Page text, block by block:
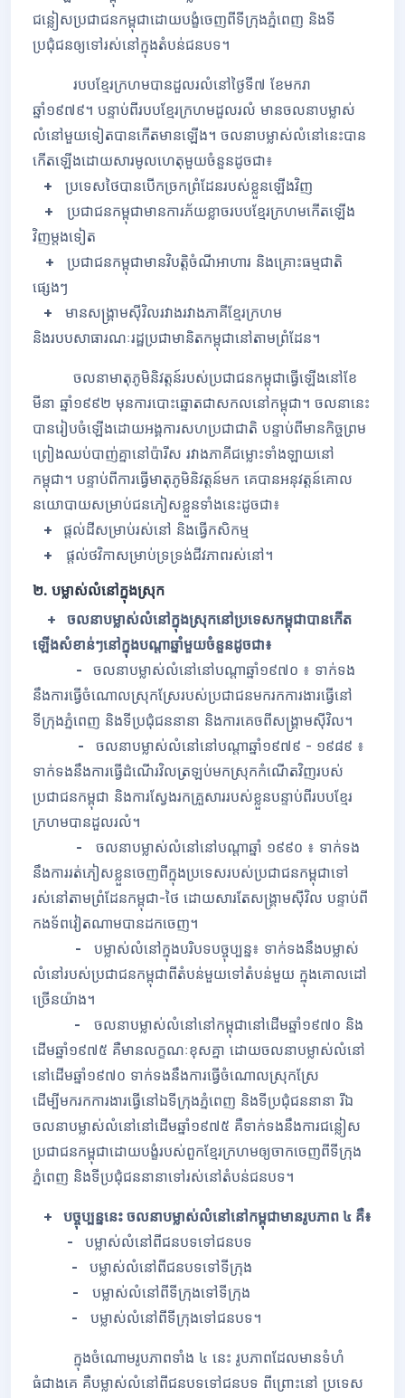
ជន្លៀសប្រជាជនកម្ពុជាដោយបង្ខំចេញពីទីក្រុងភ្នំពេញ និងទី
ប្រជុំជនឲ្យទៅរស់នៅក្នុងតំបន់ជនបទ។
របបខ្មែរក្រហមបានដួលរលំនៅថ្ងៃទី៧ ខែមករា
ឆ្នាំ១៩៧៩។ បន្ទាប់ពីរបបខ្មែរក្រហមដួលរលំ មានចលនាបម្លាស់
លំនៅមួយទៀតបានកើតមានឡើង។ ចលនាបម្លាស់លំនៅនេះបាន
កើតឡើងដោយសារមូលហេតុមួយចំនួនដូចជា៖
+
ប្រទេសថៃបានបើកច្រកព្រំដែនរបស់ខ្លួនឡើងវិញ
+ ប្រជាជនកម្ពុជាមានការភ័យខ្លាចរបបខ្មែរក្រហមកើតឡើង
វិញម្តងទៀត
+
ប្រជាជនកម្ពុជាមានវិបត្តិចំណីអាហារ និងគ្រោះធម្មជាតិ
ផ្សេងៗ
+
មានសង្រ្គាមស៊ីវិលរវាងរវាងភាគីខ្មែរក្រហម
និងរបបសាធារណៈរដ្ឋប្រជាមានិតកម្ពុជានៅតាមព្រំដែន។
ចលនាមាតុភូមិនិវត្តន៍របស់ប្រជាជនកម្ពុជាធ្វើឡើងនៅខែ
មីនា ឆ្នាំ១៩៩២ មុនការបោះឆ្នោតជាសកលនៅកម្ពុជា។ ចលនានេះ
បានរៀបចំឡើងដោយអង្គការសហប្រជាជាតិ បន្ទាប់ពីមានកិច្ចព្រម
ព្រៀងឈប់បាញ់គ្នានៅប៉ារីស រវាងភាគីជម្លោះទាំងឡាយនៅ
កម្ពុជា។ បន្ទាប់ពីការធ្វើមាតុភូមិនិវត្តន៍មក គេបានអនុវត្តន៍គោល
នយោបាយសម្រាប់ជនភៀសខ្លួនទាំងនេះដូចជា៖
+ ផ្តល់ដីសម្រាប់រស់នៅ និងធ្វើកសិកម្ម
+ ផ្តល់ថវិកាសម្រាប់ទ្រទ្រង់ជីវភាពរស់នៅ។
២. បម្លាស់លំនៅក្នុងស្រុក
+ ចលនាបម្លាស់លំនៅក្នុងស្រុកនៅប្រទេសកម្ពុជាបានកើត
ឡើងសំខាន់ៗនៅក្នុងបណ្តាឆ្នាំមួយចំនួនដូចជា៖
- ចលនាបម្លាស់លំនៅនៅបណ្តាឆ្នាំ១៩៧០ ៖ ទាក់ទង
នឹងការធ្វើចំណោលស្រុកស្រែរបស់ប្រជាជនមករកការងារធ្វើនៅ
ទីក្រុងភ្នំពេញ និងទីប្រជុំជននានា និងការគេចពីសង្រ្គាមស៊ីវិល។
-
ចលនាបម្លាស់លំនៅនៅបណ្តាឆ្នាំ១៩៧៩ - ១៩៨៩ ៖
ទាក់ទងនឹងការធ្វើដំណើរវិលត្រឡប់មកស្រុកកំណើតវិញរបស់
ប្រជាជនកម្ពុជា និងការស្វែងរកគ្រួសាររបស់ខ្លួនបន្ទាប់ពីរបបខ្មែរ
ក្រហមបានដួលរលំ។
- ចលនាបម្លាស់លំនៅនៅបណ្តាឆ្នាំ ១៩៩០ ៖ ទាក់ទង
នឹងការរត់ភៀសខ្លួនចេញពីក្នុងប្រទេសរបស់ប្រជាជនកម្ពុជាទៅ
រស់នៅតាមព្រំដែនកម្ពុជា-ថៃ ដោយសារតែសង្រ្គាមស៊ីវិល បន្ទាប់ពី
កងទ័ពវៀតណាមបានដកចេញ។
-
បម្លាស់លំនៅក្នុងបរិបទបច្ចុប្បន្ន៖ ទាក់ទងនឹងបម្លាស់
លំនៅរបស់ប្រជាជនកម្ពុជាពីតំបន់មួយទៅតំបន់មួយ ក្នុងគោលដៅ
ច្រើនយ៉ាង។
- ចលនាបម្លាស់លំនៅនៅកម្ពុជានៅដើមឆ្នាំ១៩៧០ និង
ដើមឆ្នាំ១៩៧៥ គឺមានលក្ខណៈខុសគ្នា ដោយចលនាបម្លាស់លំនៅ
នៅដើមឆ្នាំ១៩៧០ ទាក់ទងនឹងការធ្វើចំណោលស្រុកស្រែ
ដើម្បីមករកការងារធ្វើនៅឯទីក្រុងភ្នំពេញ និងទីប្រជុំជននានា រីឯ
ចលនាបម្លាស់លំនៅនៅដើមឆ្នាំ១៩៧៥ គឺទាក់ទងនឹងការជន្លៀស
ប្រជាជនកម្ពុជាដោយបង្ខំរបស់ពួកខ្មែរក្រហមឲ្យចាកចេញពីទីក្រុង
ភ្នំពេញ និងទីប្រជុំជននានាទៅរស់នៅតំបន់ជនបទ។
+ បច្ចុប្បន្ននេះ ចលនាបម្លាស់លំនៅនៅកម្ពុជាមានរូបភាព ៤ គឺ៖
-
បម្លាស់លំនៅពីជនបទទៅជនបទ
-
បម្លាស់លំនៅពីជនបទទៅទីក្រុង
- បម្លាស់លំនៅពីទីក្រុងទៅទីក្រុង
-
បម្លាស់លំនៅពីទីក្រុងទៅជនបទ។
ក្នុងចំណោមរូបភាពទាំង ៤ នេះ រូបភាពដែលមានទំហំ
ធំជាងគេ គឺបម្លាស់លំនៅពីជនបទទៅជនបទ ពីព្រោះនៅ ប្រទេស